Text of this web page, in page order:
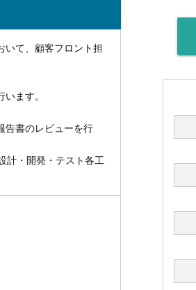
いて、顧客フロント担
ます。
告書のレビューを行
計・開発・テスト各工